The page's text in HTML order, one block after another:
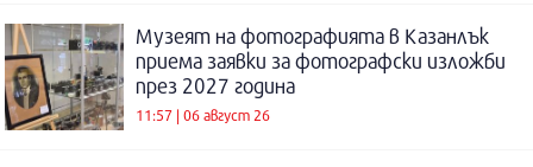
Музеят на фотографията в Казанлък
приема заявки за фотографски изложби
през 2027 година
11:57 | 06 август 26